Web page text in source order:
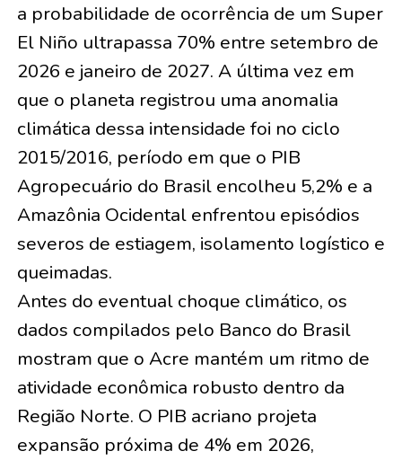
a probabilidade de ocorrência de um Super
El Niño ultrapassa 70% entre setembro de
2026 e janeiro de 2027. A última vez em
que o planeta registrou uma anomalia
climática dessa intensidade foi no ciclo
2015/2016, período em que o PIB
Agropecuário do Brasil encolheu 5,2% e a
Amazônia Ocidental enfrentou episódios
severos de estiagem, isolamento logístico e
queimadas.
Antes do eventual choque climático, os
dados compilados pelo Banco do Brasil
mostram que o Acre mantém um ritmo de
atividade econômica robusto dentro da
Região Norte. O PIB acriano projeta
expansão próxima de 4% em 2026,